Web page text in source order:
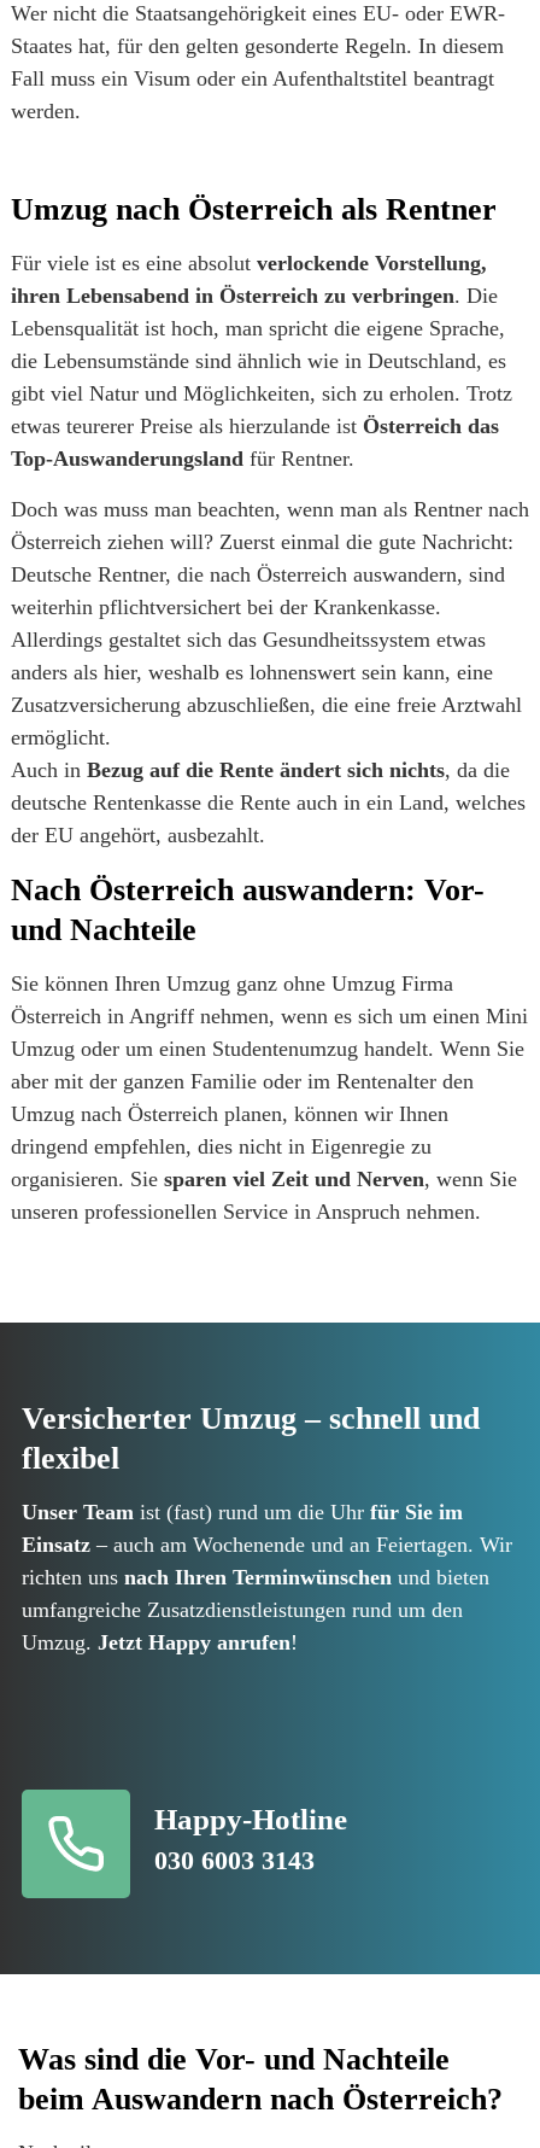
Wer nicht die Staatsangehörigkeit eines EU- oder EWR-
Staates hat, für den gelten gesonderte Regeln. In diesem
Fall muss ein Visum oder ein Aufenthaltstitel beantragt
werden.
Umzug nach Österreich als Rentner
Für viele ist es eine absolut verlockende Vorstellung,
ihren Lebensabend in Österreich zu verbringen. Die
Lebensqualität ist hoch, man spricht die eigene Sprache,
die Lebensumstände sind ähnlich wie in Deutschland, es
gibt viel Natur und Möglichkeiten, sich zu erholen. Trotz
etwas teurerer Preise als hierzulande ist Österreich das
Top-Auswanderungsland für Rentner.
Doch was muss man beachten, wenn man als Rentner nach
Österreich ziehen will? Zuerst einmal die gute Nachricht:
Deutsche Rentner, die nach Österreich auswandern, sind
weiterhin pflichtversichert bei der Krankenkasse.
Allerdings gestaltet sich das Gesundheitssystem etwas
anders als hier, weshalb es lohnenswert sein kann, eine
Zusatzversicherung abzuschließen, die eine freie Arztwahl
ermöglicht.
Auch in Bezug auf die Rente ändert sich nichts, da die
deutsche Rentenkasse die Rente auch in ein Land, welches
der EU angehört, ausbezahlt.
Nach Österreich auswandern: Vor-
und Nachteile
Sie können Ihren Umzug ganz ohne Umzug Firma
Österreich in Angriff nehmen, wenn es sich um einen Mini
Umzug oder um einen Studentenumzug handelt. Wenn Sie
aber mit der ganzen Familie oder im Rentenalter den
Umzug nach Österreich planen, können wir Ihnen
dringend empfehlen, dies nicht in Eigenregie zu
organisieren. Sie sparen viel Zeit und Nerven, wenn Sie
unseren professionellen Service in Anspruch nehmen.
Versicherter Umzug – schnell und
flexibel
Unser Team ist (fast) rund um die Uhr für Sie im
Einsatz – auch am Wochenende und an Feiertagen. Wir
richten uns nach Ihren Terminwünschen und bieten
umfangreiche Zusatzdienstleistungen rund um den
Umzug. Jetzt Happy anrufen!
Happy-Hotline
030 6003 3143
Was sind die Vor- und Nachteile
beim Auswandern nach Österreich?